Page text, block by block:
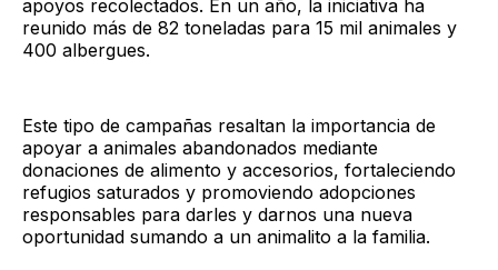
apoyos recolectados. En un año, la iniciativa ha
reunido más de 82 toneladas para 15 mil animales y
400 albergues.
Este tipo de campañas resaltan la importancia de
apoyar a animales abandonados mediante
donaciones de alimento y accesorios, fortaleciendo
refugios saturados y promoviendo adopciones
responsables para darles y darnos una nueva
oportunidad sumando a un animalito a la familia.